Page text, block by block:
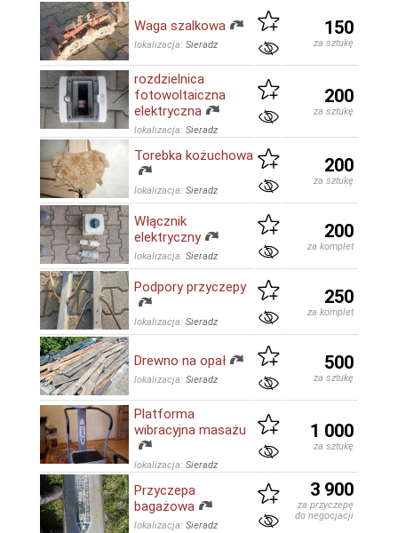
Waga szalkowa
lokalizacja: Sieradz
150
za sztukę
rozdzielnica
fotowoltaiczna
elektryczna
lokalizacja: Sieradz
200
za sztukę
Torebka kożuchowa
lokalizacja: Sieradz
200
za sztukę
Włącznik
elektryczny
lokalizacja: Sieradz
200
za komplet
Podpory przyczepy
lokalizacja: Sieradz
250
za komplet
Drewno na opał
lokalizacja: Sieradz
500
za sztukę
Platforma
wibracyjna masażu
lokalizacja: Sieradz
1 000
za sztukę
Przyczepa
bagażowa
lokalizacja: Sieradz
3 900
za przyczepę
do negocjacji